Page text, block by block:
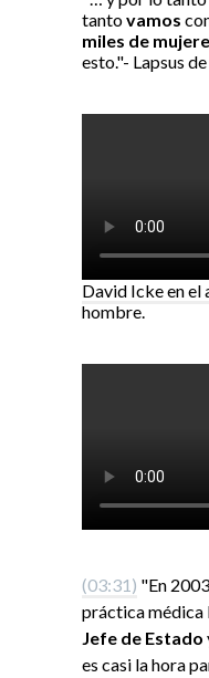
tantovamos
miles de
esto."- Lapsus
David Icke en el
hombre.
(03:31) "En
práctica médica
Jefe de Estado
es casi la hora